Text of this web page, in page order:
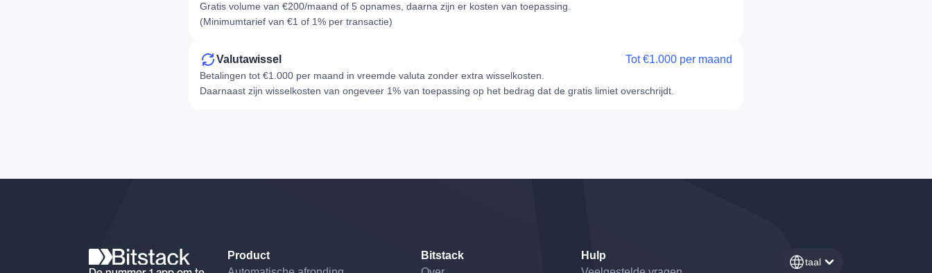
Gratis volume van €200/maand of 5 opnames, daarna zijn er kosten van toepassing.
(Minimumtarief van €1 of 1% per transactie)
Valutawissel Tot €1.000 per maand
Betalingen tot €1.000 per maand in vreemde valuta zonder extra wisselkosten.
Daarnaast zijn wisselkosten van ongeveer 1% van toepassing op het bedrag dat de gratis limiet overschrijdt.
Product
Bitstack
Hulp
taal